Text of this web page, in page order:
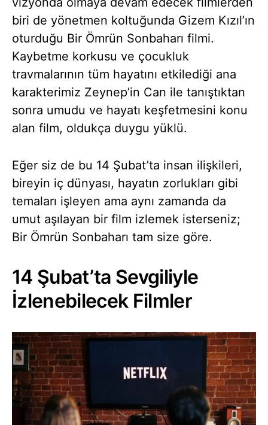
biri de yönetmen koltuğunda Gizem Kızıl’ın
oturduğu Bir Ömrün Sonbaharı filmi.
Kaybetme korkusu ve çocukluk
travmalarının tüm hayatını etkilediği ana
karakterimiz Zeynep’in Can ile tanıştıktan
sonra umudu ve hayatı keşfetmesini konu
alan film, oldukça duygu yüklü.
Eğer siz de bu 14 Şubat’ta insan ilişkileri,
bireyin iç dünyası, hayatın zorlukları gibi
temaları işleyen ama aynı zamanda da
umut aşılayan bir film izlemek isterseniz;
Bir Ömrün Sonbaharı tam size göre.
14 Şubat’ta Sevgiliyle
İzlenebilecek Filmler